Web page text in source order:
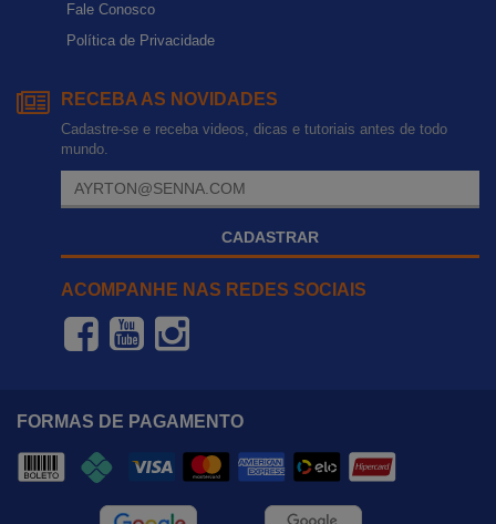
Fale Conosco
Política de Privacidade
RECEBA AS NOVIDADES
Cadastre-se e receba videos, dicas e tutoriais antes de todo
mundo.
CADASTRAR
ACOMPANHE NAS REDES SOCIAIS
FORMAS DE PAGAMENTO